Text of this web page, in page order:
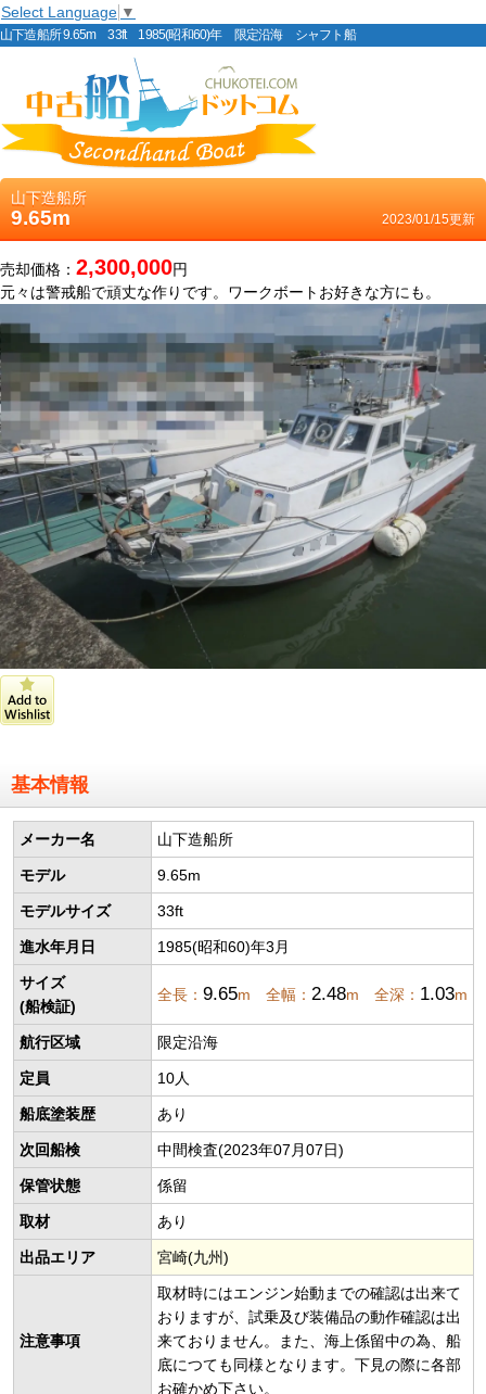
Select Language ▼
山下造船所 9.65m 33ft 1985(昭和60)年 限定沿海 シャフト船
山下造船所
9.65m 2023/01/15更新
売却価格： 2,300,000円
元々は警戒船で頑丈な作りです。ワークボートお好きな方にも。
基本情報
メーカー名 山下造船所
モデル 9.65m
モデルサイズ 33ft
進水年月日 1985(昭和60)年3月
サイズ
(船検証)
全長： 9.65m 全幅： 2.48m 全深： 1.03m
航行区域 限定沿海
定員 10人
船底塗装歴 あり
次回船検 中間検査(2023年07月07日)
保管状態 係留
取材 あり
出品エリア 宮崎(九州)
注意事項
取材時にはエンジン始動までの確認は出来て
おりますが、試乗及び装備品の動作確認は出
来ておりません。また、海上係留中の為、船
底につても同様となります。下見の際に各部
お確かめ下さい。